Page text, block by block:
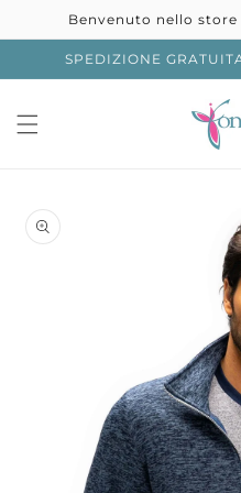
direttamente
ai contenuti
Benvenuto nello
SPEDIZIONE
Passa alle
informazioni
sul prodotto